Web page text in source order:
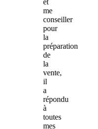
et
me
conseiller
pour
la
préparation
de
la
vente,
il
a
répondu
à
toutes
mes